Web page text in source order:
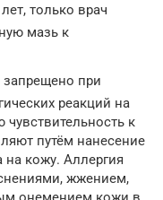
только врач
мазь к
запрещено при
реакций на
к
путём нанесение
на кожу. Аллергия
жжением,